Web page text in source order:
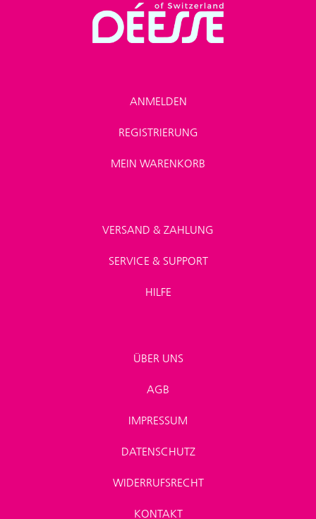
ANMELDEN
REGISTRIERUNG
MEIN WARENKORB
VERSAND & ZAHLUNG
SERVICE & SUPPORT
HILFE
ÜBER UNS
AGB
IMPRESSUM
DATENSCHUTZ
WIDERRUFSRECHT
KONTAKT